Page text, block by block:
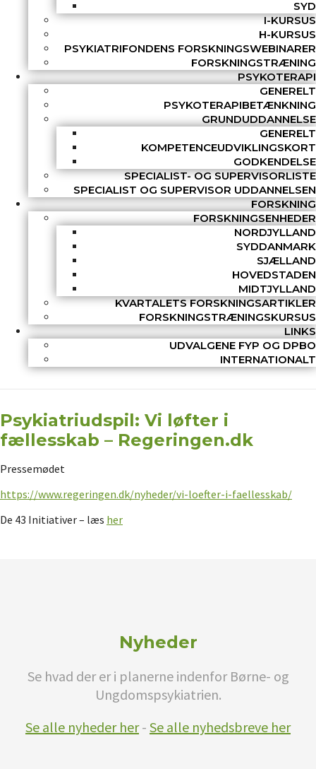
SYD
I-KURSUS
H-KURSUS
PSYKIATRIFONDENS FORSKNINGSWEBINARER
FORSKNINGSTRÆNING
PSYKOTERAPI
GENERELT
PSYKOTERAPIBETÆNKNING
GRUNDUDDANNELSE
GENERELT
KOMPETENCEUDVIKLINGSKORT
GODKENDELSE
SPECIALIST- OG SUPERVISORLISTE
SPECIALIST OG SUPERVISOR UDDANNELSEN
FORSKNING
FORSKNINGSENHEDER
NORDJYLLAND
SYDDANMARK
SJÆLLAND
HOVEDSTADEN
MIDTJYLLAND
KVARTALETS FORSKNINGSARTIKLER
FORSKNINGSTRÆNINGSKURSUS
LINKS
UDVALGENE FYP OG DPBO
INTERNATIONALT
Psykiatriudspil: Vi løfter i
fællesskab – Regeringen.dk
Pressemødet
https://www.regeringen.dk/nyheder/vi-loefter-i-faellesskab/
De 43 Initiativer – læs her
Nyheder
Se hvad der er i planerne indenfor Børne- og
Ungdomspsykiatrien.
Se alle nyheder her- Se alle nyhedsbreve her